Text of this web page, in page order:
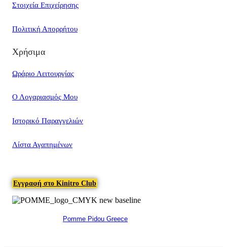
Στοιχεία Επιχείρησης
Πολιτική Απορρήτου
Χρήσιμα
Ωράριο Λειτουργίας
Ο Λογαριασμός Μου
Ιστορικό Παραγγελιών
Λίστα Αγαπημένων
Εγγραφή στο Kinitro Club
Pomme Pidou Greece